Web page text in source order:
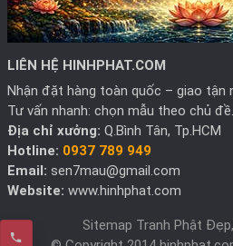
LIÊN HỆ HINHPHAT.COM
Nhận đặt hàng toàn quốc – giao tận
Tư vấn nhanh: chọn mẫu theo chủ đề.
Địa chỉ xưởng: Q.Bình Tân, Tp.HCM
Hotline: 0937 789 949
Email: sen7mau@gmail.com
Website: www.hinhphat.com
Sitemap Tranh Phật